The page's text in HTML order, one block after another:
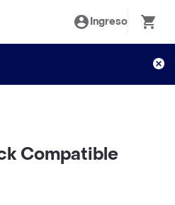
Ingreso
Compatible